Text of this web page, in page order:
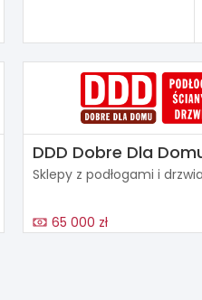
DDD Dobre Dla
Sklepy z podłogami i
65 000 zł